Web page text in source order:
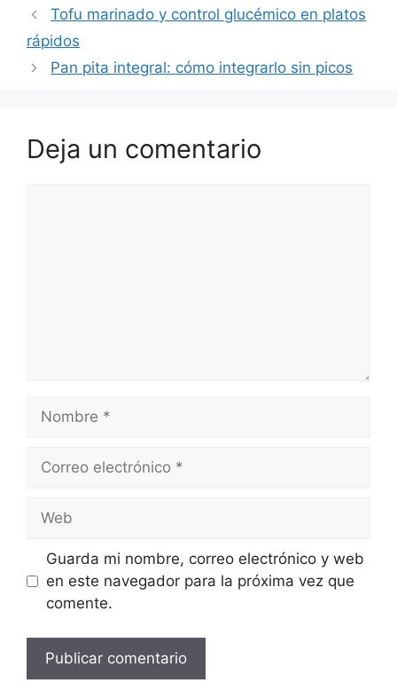
Tofu marinado y control glucémico en platos
rápidos
Pan pita integral: cómo integrarlo sin picos
Deja un comentario
Nombre
Correo
Web
Guarda mi nombre, correo electrónico y web
en este navegador para la próxima vez que
comente.